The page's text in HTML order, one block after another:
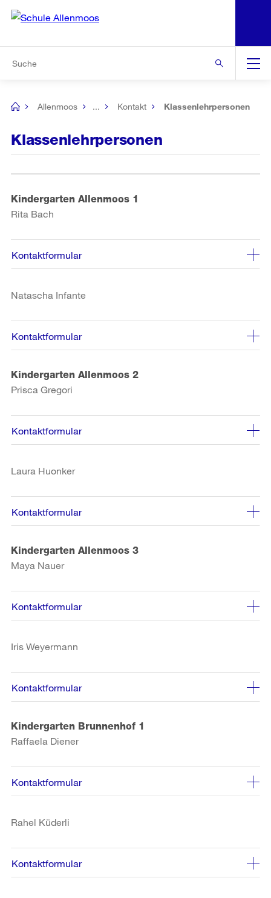
Navigation
[no
Allenmoos ... Kontakt Klassenlehrpersonen
Klassenlehrpersonen
Kindergarten Allenmoos 1
Rita Bach
Kontaktformular
Natascha Infante
Kontaktformular
Kindergarten Allenmoos 2
Prisca Gregori
Kontaktformular
Laura Huonker
Kontaktformular
Kindergarten Allenmoos 3
Maya Nauer
Kontaktformular
Iris Weyermann
Kontaktformular
Kindergarten Brunnenhof 1
Raffaela Diener
Kontaktformular
Rahel Küderli
Kontaktformular